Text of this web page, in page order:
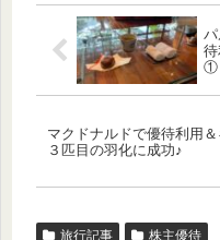
①
マクドナルドで優待利用
３匹目の羽化に成功♪
旅行記事 株主優待